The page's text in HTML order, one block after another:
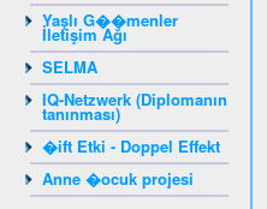
Yaşlı G��menler
İletişim Ağı
SELMA
IQ-Netzwerk (Diplomanın
tanınması)
�ift Etki - Doppel Effekt
Anne �ocuk projesi